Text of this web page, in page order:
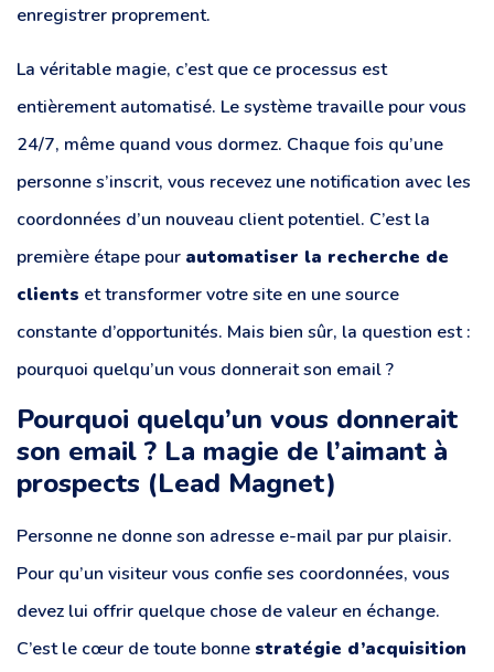
enregistrer proprement.
La véritable magie, c’est que ce processus est
entièrement automatisé. Le système travaille pour vous
24/7, même quand vous dormez. Chaque fois qu’une
personne s’inscrit, vous recevez une notification avec les
coordonnées d’un nouveau client potentiel. C’est la
première étape pour automatiser la recherche de
clients et transformer votre site en une source
constante d’opportunités. Mais bien sûr, la question est :
pourquoi quelqu’un vous donnerait son email ?
Pourquoi quelqu’un vous donnerait
son email ? La magie de l’aimant à
prospects (Lead Magnet)
Personne ne donne son adresse e-mail par pur plaisir.
Pour qu’un visiteur vous confie ses coordonnées, vous
devez lui offrir quelque chose de valeur en échange.
C’est le cœur de toute bonne stratégie d’acquisition